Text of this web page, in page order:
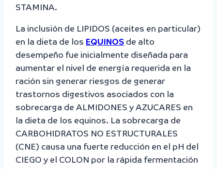
STAMINA.
La inclusión de LIPIDOS (aceites en particular)
en la dieta de los EQUINOS de alto
desempeño fue inicialmente diseñada para
aumentar el nivel de energía requerida en la
ración sin generar riesgos de generar
trastornos digestivos asociados con la
sobrecarga de ALMIDONES y AZUCARES en
la dieta de los equinos. La sobrecarga de
CARBOHIDRATOS NO ESTRUCTURALES
(CNE) causa una fuerte reducción en el pH del
CIEGO y el COLON por la rápida fermentación